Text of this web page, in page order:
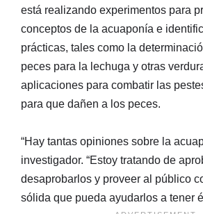
está realizando experimentos para
conceptos de la acuaponía e
prácticas, tales como la
peces para la lechuga y otras
aplicaciones para combatir las
para que dañen a los peces.
“Hay tantas opiniones sobre la
investigador. “Estoy tratando de
desaprobarlos y proveer al público
sólida que pueda ayudarlos a tener